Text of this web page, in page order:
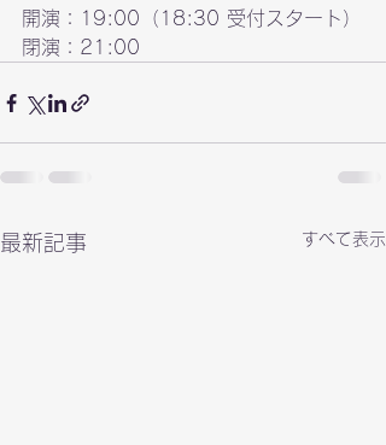
開演：19:00（18:30 受付スタート）
閉演：21:00
最新記事 すべて表示